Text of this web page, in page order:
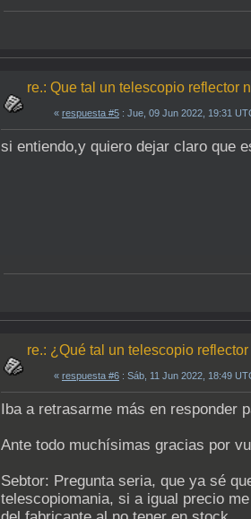
re.: Que tal un telescopio reflector
« respuesta #5 : Jue, 09 Jun 2022, 19:31
si entiendo,y quiero dejar claro que
re.: ¿Qué tal un telescopio
« respuesta #6 : Sáb, 11 Jun 2022, 18:49
Iba a retrasarme más en responder
Ante todo muchísimas gracias por
Sebtor: Pregunta seria, que ya sé
telescopiomania, si a igual precio